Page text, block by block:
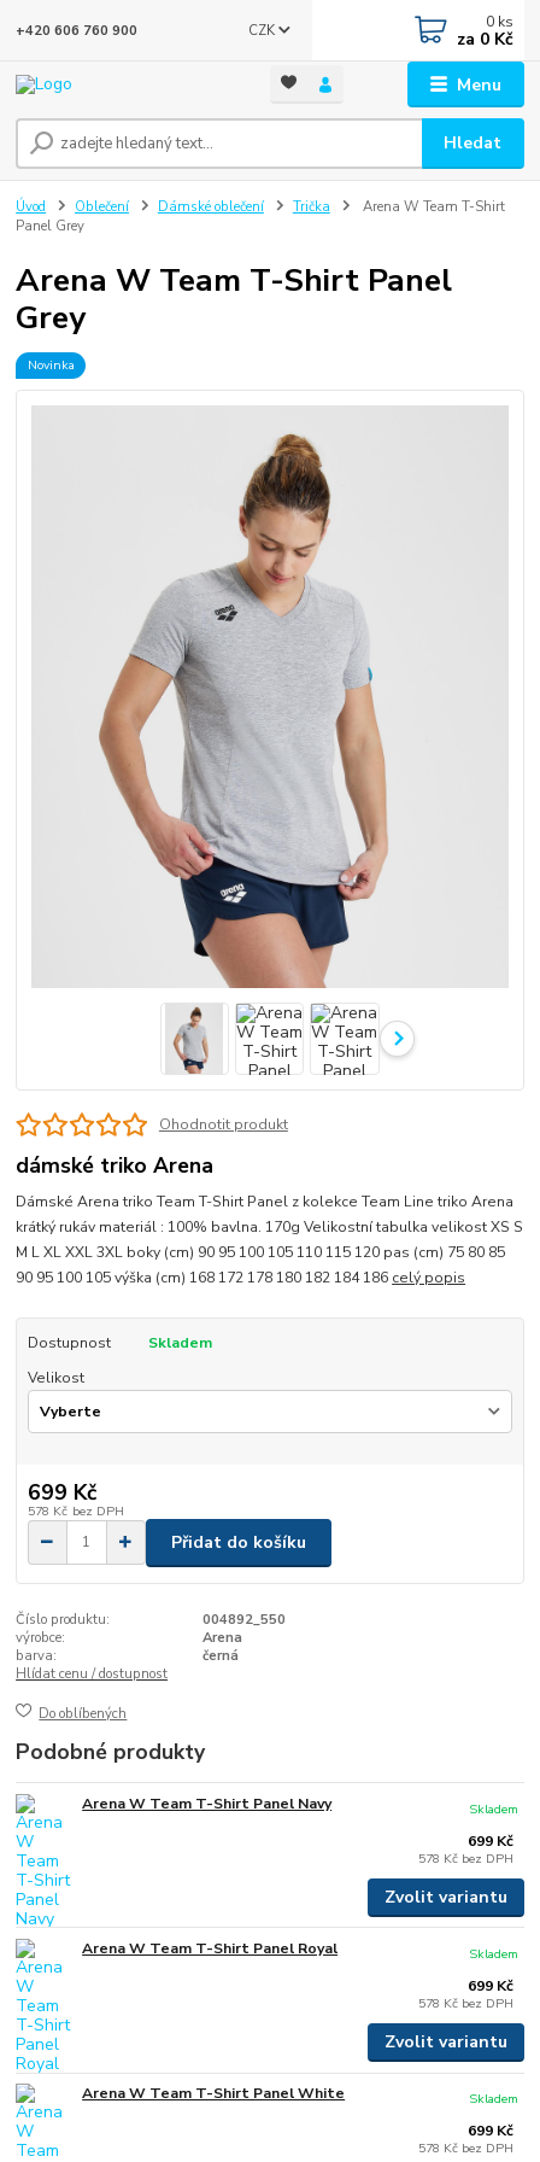
Menu
CZK
Hledat
+420 606 760 900 0 ks
za 0 Kč
Úvod Oblečení Dámské oblečení Trička
Arena W Team T-Shirt
Panel Grey
Arena W Team T-Shirt Panel
Grey
Novinka
Ohodnotit produkt
dámské triko Arena
Dámské Arena triko Team T-Shirt Panel z kolekce Team Line triko Arena
krátký rukáv materiál : 100% bavlna. 170g Velikostní tabulka velikost XS S
M L XL XXL 3XL boky (cm) 90 95 100 105 110 115 120 pas (cm) 75 80 85
90 95 100 105 výška (cm) 168 172 178 180 182 184 186 celý popis
Dostupnost
Skladem
Velikost
699 Kč
578 Kč bez DPH
Přidat do košíku
Číslo produktu:
004892_550
výrobce:
Arena
barva:
černá
Hlídat cenu / dostupnost
Do oblíbených
Podobné produkty
Arena W Team T-Shirt Panel Navy
699 Kč
578 Kč bez DPH
Skladem
Zvolit variantu
Arena W Team T-Shirt Panel Royal
699 Kč
578 Kč bez DPH
Skladem
Zvolit variantu
Arena W Team T-Shirt Panel White
699 Kč
578 Kč bez DPH
Skladem